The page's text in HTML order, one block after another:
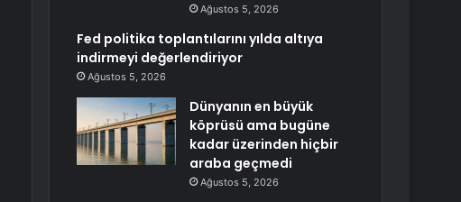
Ağustos 5, 2026
Fed politika toplantılarını yılda altıya
indirmeyi değerlendiriyor
Ağustos 5, 2026
Dünyanın en büyük
köprüsü ama bugüne
kadar üzerinden hiçbir
araba geçmedi
Ağustos 5, 2026